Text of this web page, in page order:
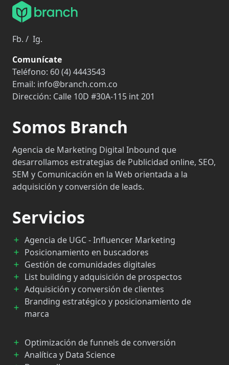
Fb. / Ig.
Comunícate
Teléfono: 60 (4) 4443543
Email: info@branch.com.co
Dirección: Calle 10D #30A-115 int 201
Somos Branch
Agencia de Marketing Digital Inbound que
desarrollamos estrategias de Publicidad online, SEO,
SEM y Comunicación en la Web orientada a la
adquisición y conversión de leads.
Servicios
Agencia de UGC - Influencer Marketing
Posicionamiento en buscadores
Gestión de comunidades digitales
List building y adquisición de prospectos
Adquisición y conversión de clientes
Branding estratégico y posicionamiento de
marca
Optimización de funnels de conversión
Analítica y Data Science